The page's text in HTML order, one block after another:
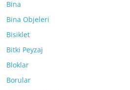
Bina
Bina Objeleri
Bisiklet
Bitki Peyzaj
Bloklar
Borular